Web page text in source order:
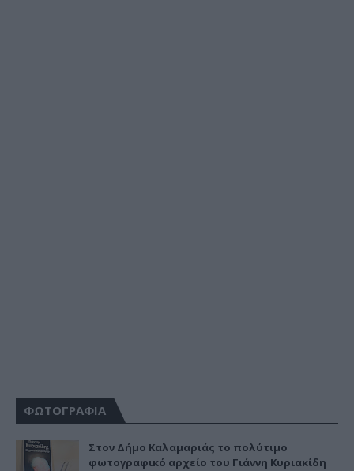
ΦΩΤΟΓΡΑΦΙΑ
Στον Δήμο Καλαμαριάς το πολύτιμο
φωτογραφικό αρχείο του Γιάννη Κυριακίδη